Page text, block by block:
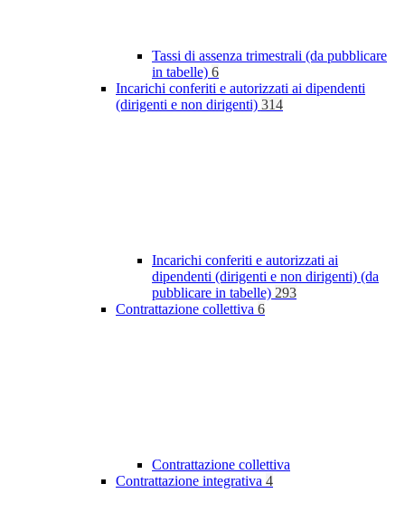
Tassi di assenza trimestrali (da pubblicare
in tabelle) 6
Incarichi conferiti e autorizzati ai dipendenti
(dirigenti e non dirigenti) 314
Incarichi conferiti e autorizzati ai
dipendenti (dirigenti e non dirigenti) (da
pubblicare in tabelle) 293
Contrattazione collettiva 6
Contrattazione collettiva
Contrattazione integrativa 4